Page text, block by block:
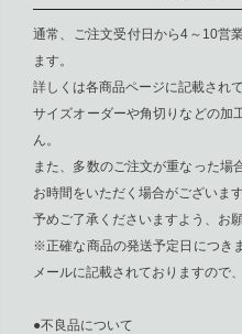
通常、ご注文受付日から4～10営
ます。
詳しくは各商品ページに記載され
サイズオーダーや角切りなどの加
ん。
また、多数のご注文が重なった場
お時間をいただく場合がございます
予めご了承くださいますよう、お
※正確な商品の発送予定日につき
メールに記載されておりますので
●不良品について